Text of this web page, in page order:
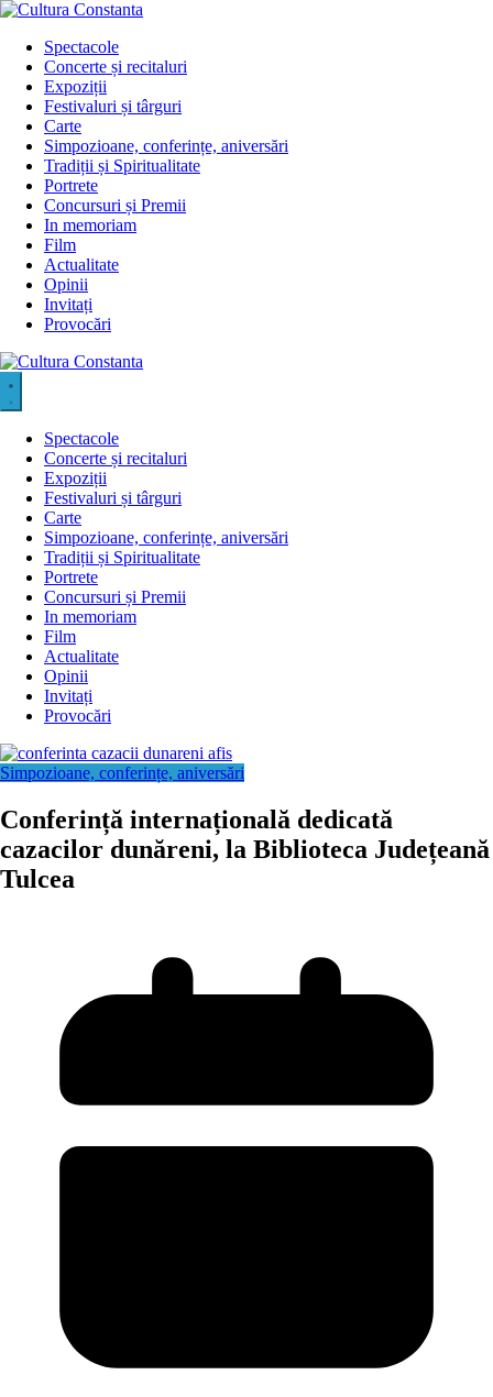
Sari
conținutSpectacole
Concerte și recitaluri
Expoziții
Festivaluri și târguri
Carte
Simpozioane, conferințe, aniversări
Tradiții și Spiritualitate
Portrete
Concursuri și Premii
In memoriam
Film
Actualitate
Opinii
Invitați
Provocări
Spectacole
Concerte și recitaluri
Expoziții
Festivaluri și târguri
Carte
Simpozioane, conferințe, aniversări
Tradiții și Spiritualitate
Portrete
Concursuri și Premii
In memoriam
Film
Actualitate
Opinii
Invitați
Provocări
Simpozioane, conferințe, aniversări
Conferință internațională dedicată
cazacilor dunăreni, la Biblioteca Județeană
Tulcea